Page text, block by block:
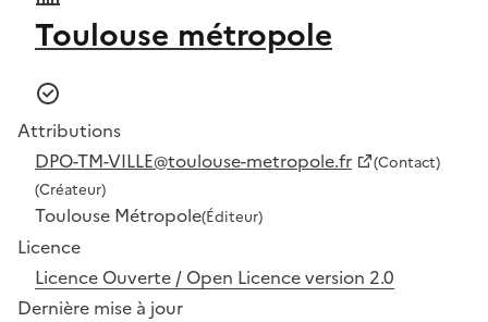
Toulouse métropole
Attributions
DPO-TM-VILLE@toulouse-metropole.fr
(Contact)
(Créateur)
Toulouse Métropole(Éditeur)
Licence
Licence Ouverte / Open Licence version 2.0
Dernière mise à jour